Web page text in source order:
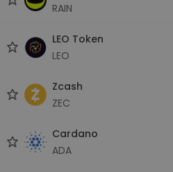
RAIN
LEO Token
LEO
Zcash
ZEC
Cardano
ADA